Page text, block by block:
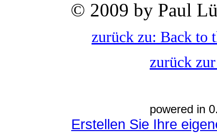
© 2009 by Paul
zurück zu: Back to
zurück
powered in
Erstellen Sie Ihre